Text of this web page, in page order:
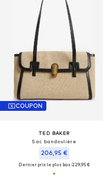
COUPON
TED BAKER
Sac bandoulière
206,95 €
Dernier prix le plus bas :229,95 €